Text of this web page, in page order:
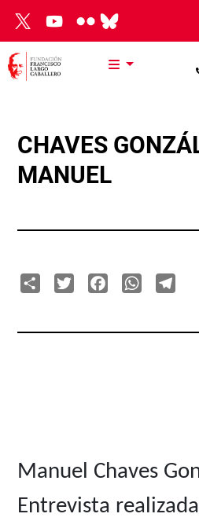
CHAVES
MANUEL
ShareTwitter
Manuel Chaves
Entrevista